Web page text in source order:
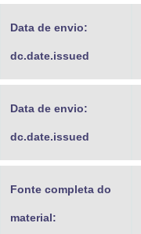
Data de envio:
dc.date.issued
Data de envio:
dc.date.issued
Fonte completa do
material: